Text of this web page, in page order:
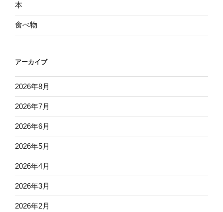
本
食べ物
アーカイブ
2026年8月
2026年7月
2026年6月
2026年5月
2026年4月
2026年3月
2026年2月